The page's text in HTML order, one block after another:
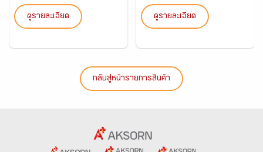
ดูรายละเอียด ดูรายละเอียด
กลับสู่หน้ารายการสินค้า